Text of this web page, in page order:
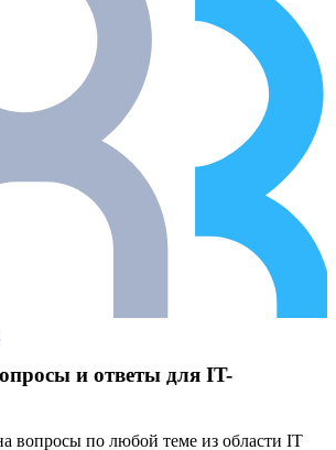
и ответы для IT-
вопросы по любой теме из области IT